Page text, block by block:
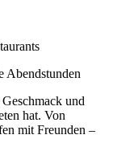
Abendstunden
und
hat. Von
mit Freunden –